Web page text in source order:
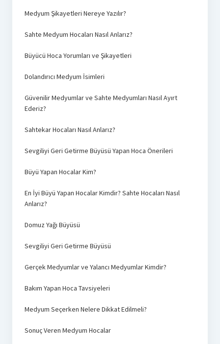
Medyum Şikayetleri Nereye Yazılır?
Sahte Medyum Hocaları Nasıl Anlarız?
Büyücü Hoca Yorumları ve Şikayetleri
Dolandırıcı Medyum İsimleri
Güvenilir Medyumlar ve Sahte Medyumları Nasıl Ayırt
Ederiz?
Sahtekar Hocaları Nasıl Anlarız?
Sevgiliyi Geri Getirme Büyüsü Yapan Hoca Önerileri
Büyü Yapan Hocalar Kim?
En İyi Büyü Yapan Hocalar Kimdir? Sahte Hocaları Nasıl
Anlarız?
Domuz Yağı Büyüsü
Sevgiliyi Geri Getirme Büyüsü
Gerçek Medyumlar ve Yalancı Medyumlar Kimdir?
Bakım Yapan Hoca Tavsiyeleri
Medyum Seçerken Nelere Dikkat Edilmeli?
Sonuç Veren Medyum Hocalar